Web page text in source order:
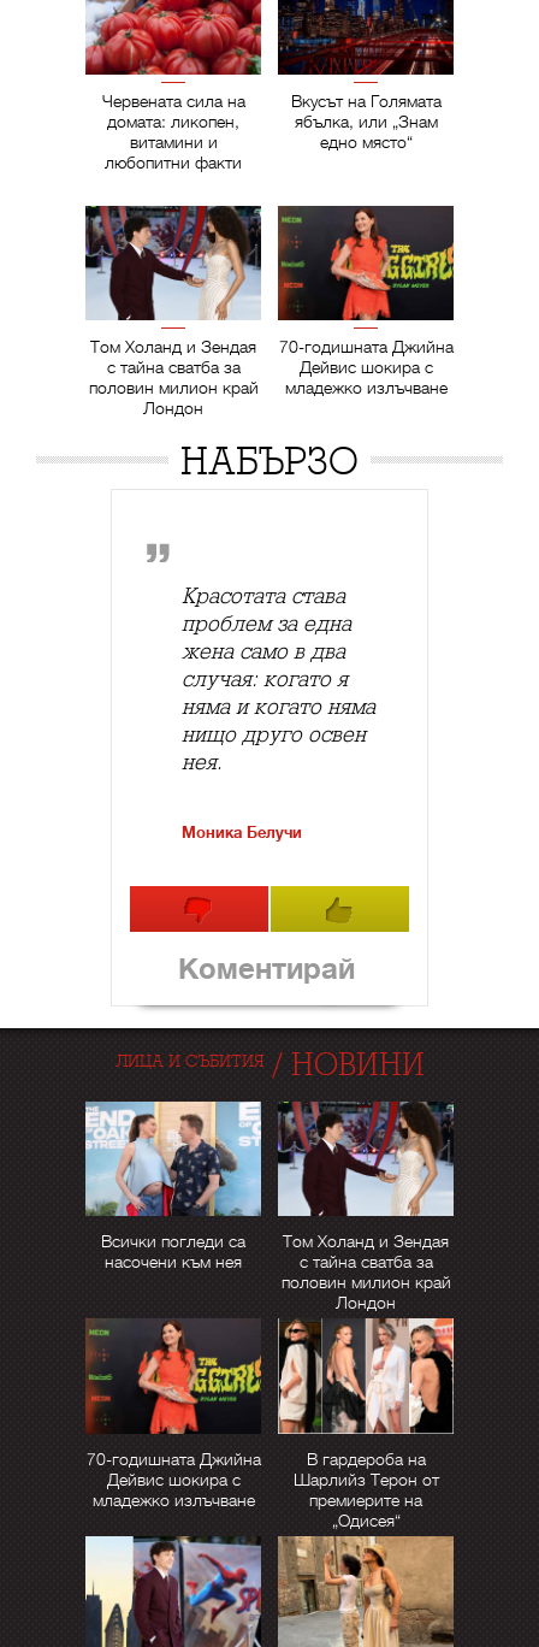
Червената сила на
домата: ликопен,
витамини и
любопитни факти
Вкусът на Голямата
ябълка, или „Знам
едно място“
Том Холанд и Зендая
с тайна сватба за
половин милион край
Лондон
70-годишната Джийна
Дейвис шокира с
младежко излъчване
НАБЪРЗО
Красотата става
проблем за една
жена само в два
случая: когато я
няма и когато няма
нищо друго освен
нея.
Моника Белучи
Коментирай
ЛИЦА И СЪБИТИЯ/ НОВИНИ
Всички погледи са
насочени към нея
Том Холанд и Зендая
с тайна сватба за
половин милион край
Лондон
70-годишната Джийна
Дейвис шокира с
младежко излъчване
В гардероба на
Шарлийз Терон от
премиерите на
„Одисея“